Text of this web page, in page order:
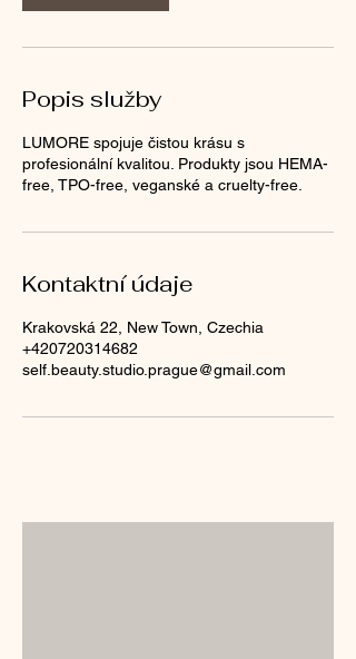
Popis služby
LUMORE spojuje čistou krásu s
profesionální kvalitou. Produkty jsou HEMA-
free, TPO-free, veganské a cruelty-free.
Kontaktní údaje
Krakovská 22, New Town, Czechia
+420720314682
self.beauty.studio.prague@gmail.com